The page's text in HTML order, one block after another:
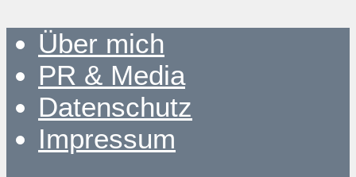
Über mich
PR & Media
Datenschutz
Impressum